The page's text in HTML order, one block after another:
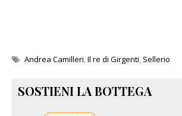
Andrea Camilleri,Il re di Girgenti, Sellerio
SOSTIENI LA BOTTEGA